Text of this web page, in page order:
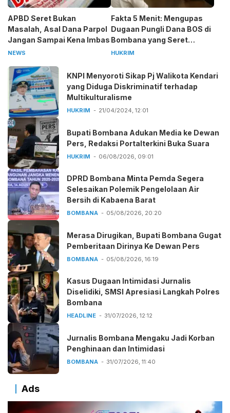
APBD Seret Bukan
Masalah, Asal Dana Parpol
Jangan Sampai Kena Imbas
NEWS
Fakta 5 Menit: Mengupas
Dugaan Pungli Dana BOS di
Bombana yang Seret
Kepala Sekolah
HUKRIM
KNPI Menyoroti Sikap Pj Walikota Kendari
yang Diduga Diskriminatif terhadap
Multikulturalisme
HUKRIM 21/04/2024, 12:01
Bupati Bombana Adukan Media ke Dewan
Pers, Redaksi Portalterkini Buka Suara
HUKRIM 06/08/2026, 09:01
DPRD Bombana Minta Pemda Segera
Selesaikan Polemik Pengelolaan Air
Bersih di Kabaena Barat
BOMBANA 05/08/2026, 20:20
Merasa Dirugikan, Bupati Bombana Gugat
Pemberitaan Dirinya Ke Dewan Pers
BOMBANA 05/08/2026, 16:19
Kasus Dugaan Intimidasi Jurnalis
Diselidiki, SMSI Apresiasi Langkah Polres
Bombana
HEADLINE 31/07/2026, 12:12
Jurnalis Bombana Mengaku Jadi Korban
Penghinaan dan Intimidasi
BOMBANA 31/07/2026, 11:40
Ads